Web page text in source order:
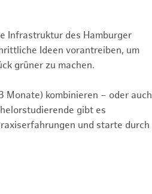
Infrastruktur des Hamburger
Ideen vorantreiben, um
grüner zu machen.
kombinieren – oder auch
gibt es
und starte durch